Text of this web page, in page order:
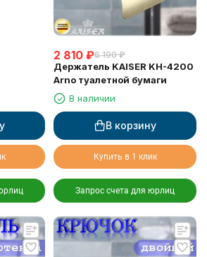
2 810 ₽6 190 ₽
Держатель KAISER KH-4200
Arno туалетной бумаги
В наличии
В корзину
Купить в 1 клик
Запрос счета для юрлиц